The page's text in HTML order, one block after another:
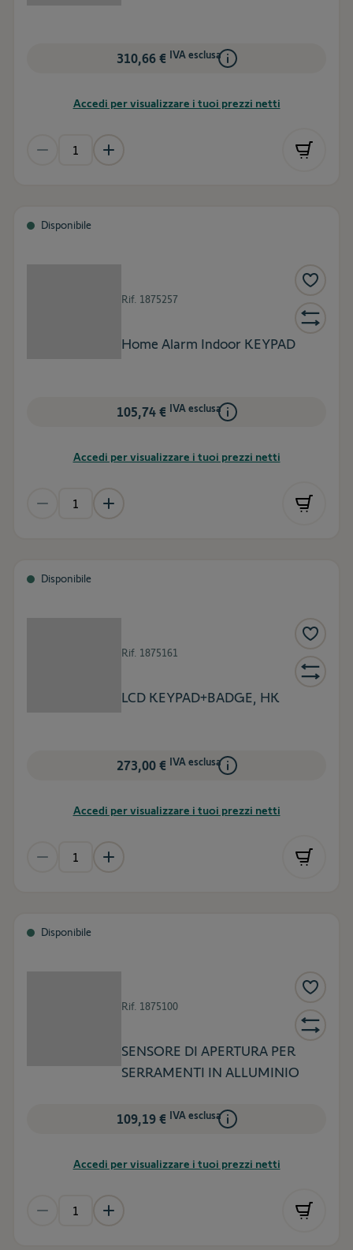
310,66 € IVA esclusa
Accedi per visualizzare i tuoi prezzi netti
Disponibile
Rif. 1875257
Home Alarm Indoor KEYPAD
105,74 € IVA esclusa
Accedi per visualizzare i tuoi prezzi netti
Disponibile
Rif. 1875161
LCD KEYPAD+BADGE, HK
273,00 € IVA esclusa
Accedi per visualizzare i tuoi prezzi netti
Disponibile
Rif. 1875100
SENSORE DI APERTURA PER
SERRAMENTI IN ALLUMINIO
109,19 € IVA esclusa
Accedi per visualizzare i tuoi prezzi netti